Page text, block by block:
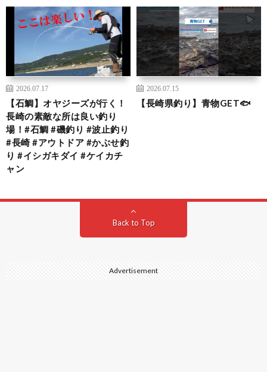
2026.07.17
【石鯛】オヤジーズが行く！
長崎の素敵な所は良い釣り
場！#石鯛 #磯釣り #波止釣り
#長崎 #アウトドア #かぶせ釣
り #イシガキダイ #ケイカチ
ャン
2026.07.15
【長崎県釣り】青物GET🐟
Back to Top
Advertisement